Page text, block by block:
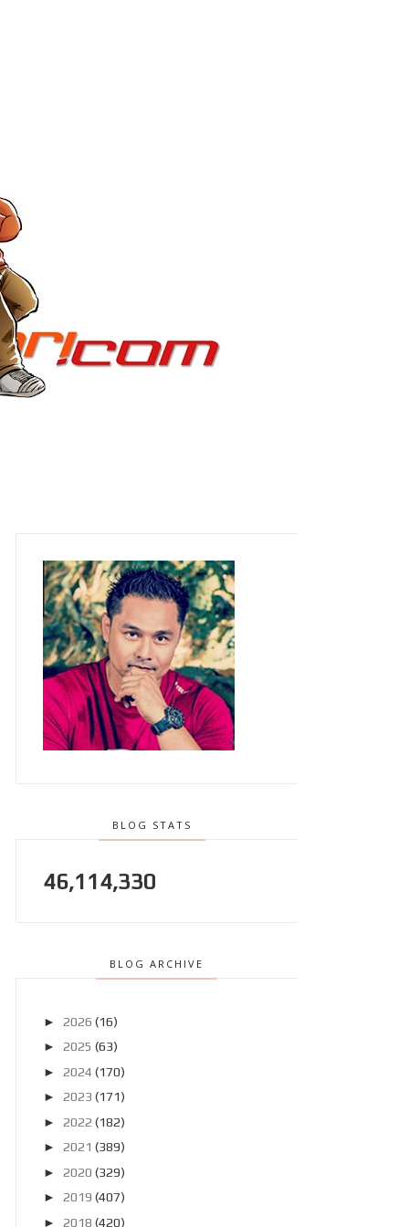
BLOG STATS
46,114,330
BLOG ARCHIVE
► 2026 (16)
► 2025 (63)
► 2024 (170)
► 2023 (171)
► 2022 (182)
► 2021 (389)
► 2020 (329)
► 2019 (407)
► 2018 (420)